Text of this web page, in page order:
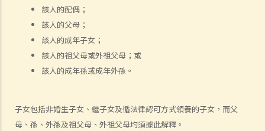
該人的配偶；
該人的父母；
該人的成年子女；
該人的祖父母或外祖父母；或
該人的成年孫或成年外孫。
子女包括非婚生子女、繼子女及循法律認可方式領養的子女，而父
母、孫、外孫及祖父母、外祖父母均須據此解釋。
（例如公屋或居者有其屋計劃）？
7. 外國人可以在香港租用物業嗎？
8. 如果我是公司派遣來香港工作的外國人，我在本地租用單位時有甚麼
需要特別注意？
9. 部份處所的地契中載有承諾、條款及細則不容許佔用人出租作住宅用